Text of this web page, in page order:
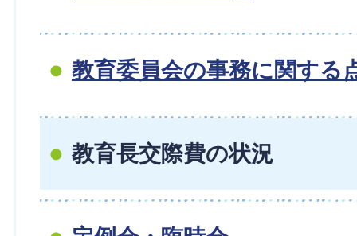
教育委員会の事務に関する
教育長交際費の状況